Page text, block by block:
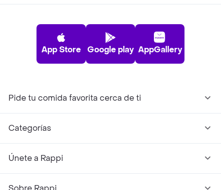
App Store Google play AppGallery
Pide tu comida favorita cerca de ti
Categorías
Únete a Rappi